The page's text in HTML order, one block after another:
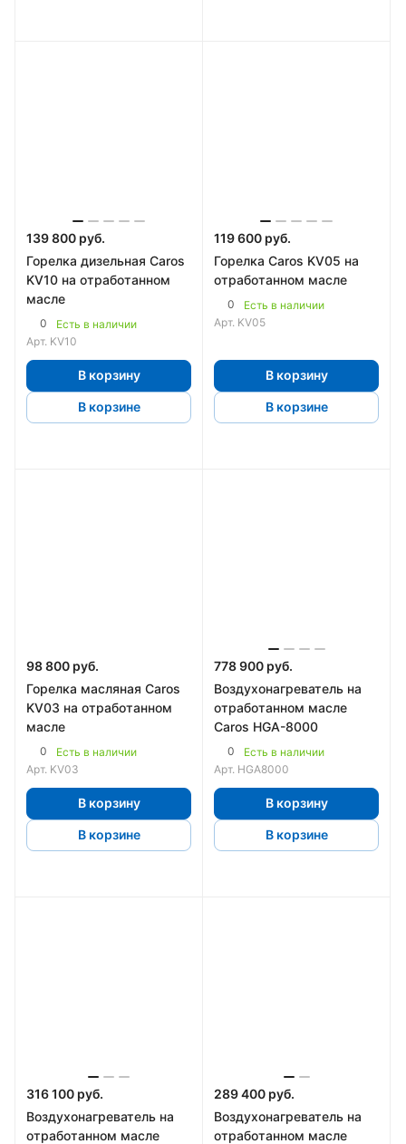
139 800 руб.
Горелка дизельная Caros
KV10 на отработанном
масле
0
Есть в наличии
Арт. KV10
В корзину
В корзине
119 600 руб.
Горелка Caros KV05 на
отработанном масле
0
Есть в наличии
Арт. KV05
В корзину
В корзине
98 800 руб.
Горелка масляная Caros
KV03 на отработанном
масле
0
Есть в наличии
Арт. KV03
В корзину
В корзине
778 900 руб.
Воздухонагреватель на
отработанном масле
Caros HGA-8000
0
Есть в наличии
Арт. HGA8000
В корзину
В корзине
316 100 руб.
Воздухонагреватель на
отработанном масле
289 400 руб.
Воздухонагреватель на
отработанном масле